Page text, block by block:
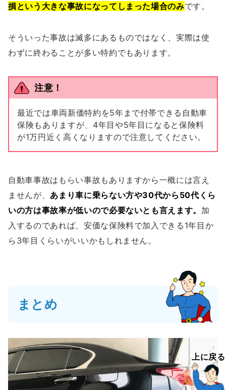
損という大きな事故になってしまった場合のみです。
そういった事故は滅多にあるものではなく、実際は使
わずに終わることが多い特約でもあります。
注意！
最近では車両新価特約を5年まで付帯できる自動車
保険もありますが、4年目や5年目になると保険料
が1万円近く高くなりますので注意してください。
自動車事故はもらい事故もありますから一概には言え
ませんが、 あまり車に乗らない方や30代から50代くら
いの方は事故率が低いので必要ないとも言えます。 加
入するのであれば、安価な保険料で加入できる1年目か
ら3年目くらいがいいかもしれません。
まとめ
上に戻る